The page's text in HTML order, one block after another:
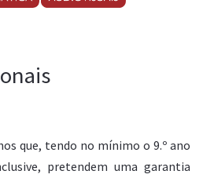
que, tendo no mínimo o 9.º ano
pretendem uma garantia